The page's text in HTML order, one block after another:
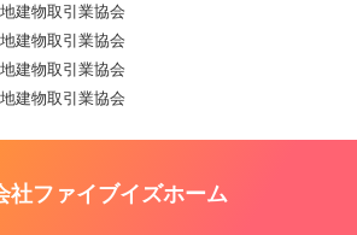
建物取引業協会
建物取引業協会
建物取引業協会
建物取引業協会
社ファイブイズホーム